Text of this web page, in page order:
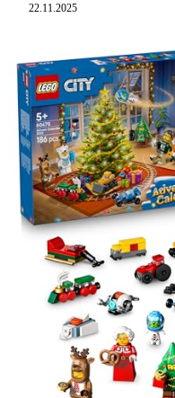
22.11.2025